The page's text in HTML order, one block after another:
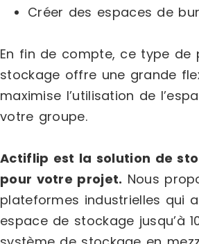
Créer des espaces de
En fin de compte, ce type de
stockage offre une grande
maximise l’utilisation de
votre groupe.
Actiflip est la solution de
pour votre projet. Nous
plateformes industrielles qui
espace de stockage jusqu’à